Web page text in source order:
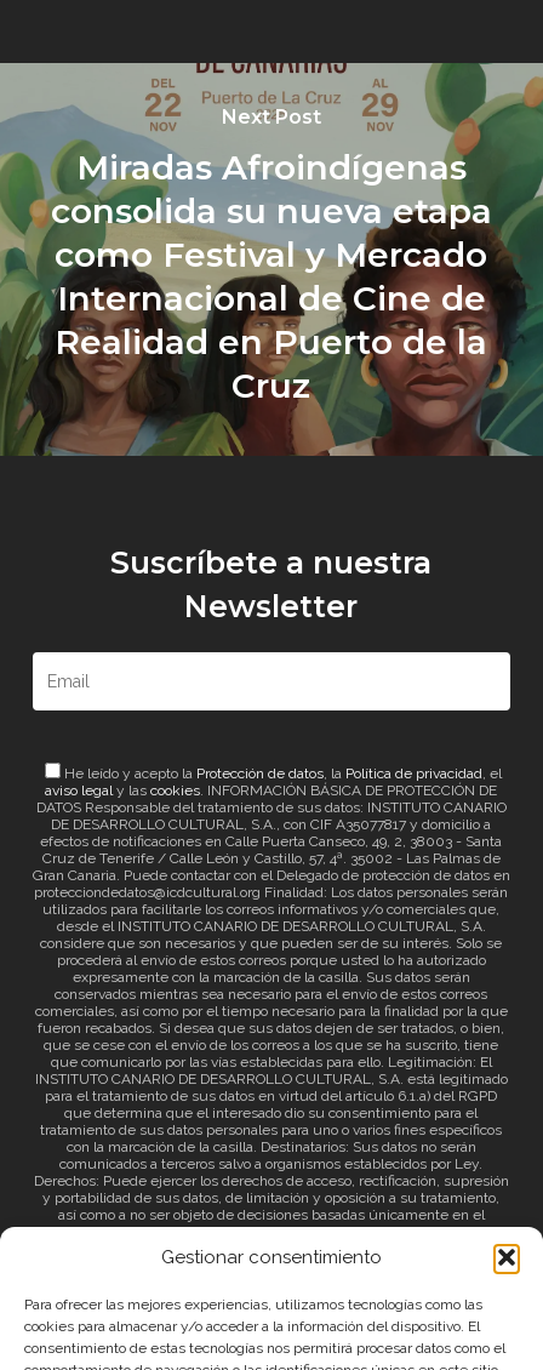
Gestionar consentimiento
Para ofrecer las mejores experiencias, utilizamos tecnologías como las
cookies para almacenar y/o acceder a la información del dispositivo. El
consentimiento de estas tecnologías nos permitirá procesar datos como el
Next Post
Miradas Afroindígenas
consolida su nueva etapa
como Festival y Mercado
Internacional de Cine de
Realidad en Puerto de la
Cruz
Suscríbete a nuestra
Newsletter
He leído y acepto la Protección de datos, la Política de privacidad, el
aviso legaly lascookies. INFORMACIÓN BÁSICA DE PROTECCIÓN DE
DATOS Responsable del tratamiento de sus datos: INSTITUTO CANARIO
DE DESARROLLO CULTURAL, S.A., con CIF A35077817 y domicilio a
efectos de notificaciones en Calle Puerta Canseco, 49, 2, 38003 - Santa
Cruz de Tenerife / Calle León y Castillo, 57, 4ª. 35002 - Las Palmas de
Gran Canaria. Puede contactar con el Delegado de protección de datos en
protecciondedatos@icdcultural.org Finalidad: Los datos personales serán
utilizados para facilitarle los correos informativos y/o comerciales que,
desde el INSTITUTO CANARIO DE DESARROLLO CULTURAL, S.A.
considere que son necesarios y que pueden ser de su interés. Solo se
procederá al envío de estos correos porque usted lo ha autorizado
expresamente con la marcación de la casilla. Sus datos serán
conservados mientras sea necesario para el envío de estos correos
comerciales, así como por el tiempo necesario para la finalidad por la que
fueron recabados. Si desea que sus datos dejen de ser tratados, o bien,
que se cese con el envío de los correos a los que se ha suscrito, tiene
que comunicarlo por las vías establecidas para ello. Legitimación: El
INSTITUTO CANARIO DE DESARROLLO CULTURAL, S.A. está legitimado
para el tratamiento de sus datos en virtud del artículo 6.1.a) del RGPD
que determina que el interesado dio su consentimiento para el
tratamiento de sus datos personales para uno o varios fines específicos
con la marcación de la casilla. Destinatarios: Sus datos no serán
comunicados a terceros salvo a organismos establecidos por Ley.
Derechos: Puede ejercer los derechos de acceso, rectificación, supresión
y portabilidad de sus datos, de limitación y oposición a su tratamiento,
así como a no ser objeto de decisiones basadas únicamente en el
tratamiento automatizado de sus datos y revocar el consentimiento
prestado. Información adicional: Puede consultar la información adicional
a través del siguienteenlace.